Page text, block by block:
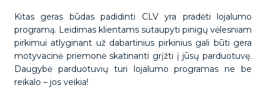
Kitas geras būdas padidinti CLV yra pradėti lojalumo
programą. Leidimas klientams sutaupyti pinigų vėlesniam
pirkimui atlyginant už dabartinius pirkinius gali būti gera
motyvacinė priemonė skatinanti grįžti į jūsų parduotuvę.
Daugybė parduotuvių turi lojalumo programas ne be
reikalo – jos veikia!